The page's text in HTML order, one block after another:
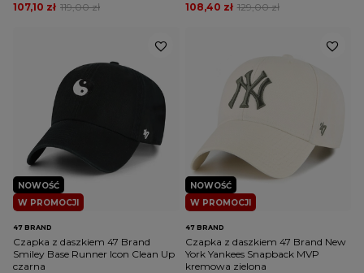
119,00 zł
107,10 zł
129,00 zł
108,40 zł
W PROMOCJI
NOWOŚĆ
47 BRAND
Czapka z daszkiem 47 Brand
Smiley Base Runner Icon Clean Up
czarna
W PROMOCJI
NOWOŚĆ
47 BRAND
Czapka z daszkiem 47 Brand New
York Yankees Snapback MVP
kremowa zielona